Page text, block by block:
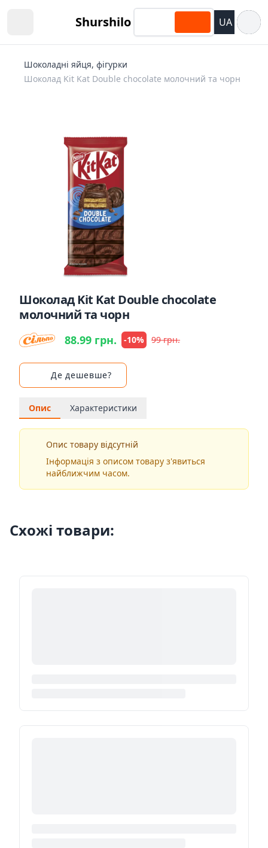
Shurshilo UA
Шоколадні яйця, фігурки
Шоколад Kit Kat Double chocolate молочний та чорн
Шоколад Kit Kat Double chocolate
молочний та чорн
88.99 грн. -10% 99 грн.
Де дешевше?
Опис Характеристики
Опис товару відсутній
Інформація з описом товару з'явиться
найближчим часом.
Схожі товари: